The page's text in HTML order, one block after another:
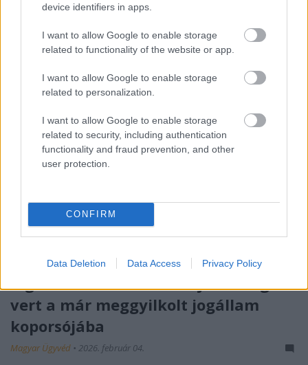
device identifiers in apps.
I want to allow Google to enable storage
related to functionality of the website or app.
I want to allow Google to enable storage
related to personalization.
I want to allow Google to enable storage
related to security, including authentication
functionality and fraud prevention, and other
user protection.
CONFIRM
Data Deletion Data Access Privacy Policy
Az elmúlt időszak eseményeinek politikai oldalát
nézve – aminek az értékelése nem az én feladatom –,
a kegyelmi ügy, a Szőlő utca és a ...
A gátlástalan hatalom újabb szöget
vert a már meggyilkolt jogállam
koporsójába
Magyar Ügyvéd • 2026. február 04.